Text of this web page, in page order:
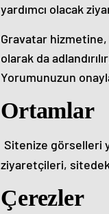
yardımcı olacak
Gravatar
olarak da
Yorumunuzun
Ortamlar
Sitenize görselleri
ziyaretçileri,
Çerezler